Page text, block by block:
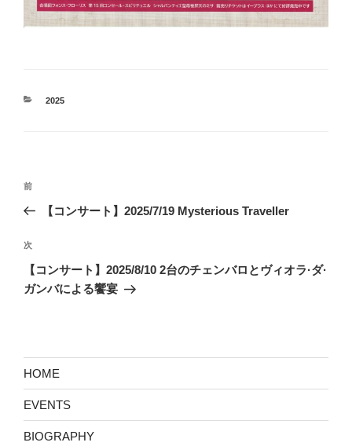
カ
2025
投
ビ
ゲ
ー
ン
前
の
稿
前
【コンサート】2025/7/19 Mysterious Traveller
次
の
投
次
【コンサート】2025/8/10 2台のチェンバロとヴィオラ·ダ·
ガンバによる饗宴
HOME
EVENTS
BIOGRAPHY